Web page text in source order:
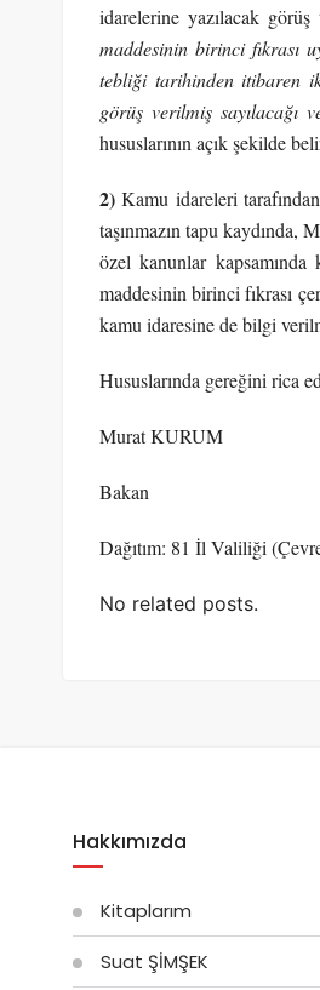
idarelerine yazılacak
maddesinin birinci fıkrası
tebliği tarihinden itibaren
görüş verilmiş sayılacağı
hususlarının açık şekilde
2)Kamu idareleri
taşınmazın tapu kaydında,
özel kanunlar
maddesinin birinci fıkrası
kamu idaresine de bilgi
Hususlarında gereğini rica
Murat KURUM
Bakan
Dağıtım: 81 İl Valiliği
No related posts.
Hakkımızda
Kitaplarım
Suat ŞİMŞEK